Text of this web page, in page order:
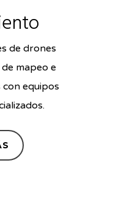
de drones
mapeo e
con equipos